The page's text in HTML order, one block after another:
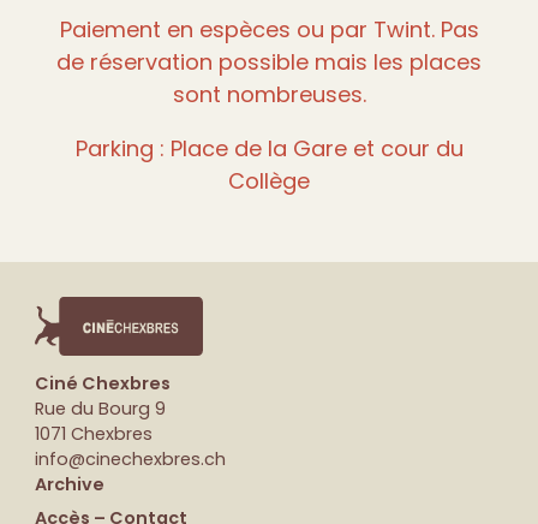
Paiement en espèces ou par Twint. Pas
de réservation possible mais les places
sont nombreuses.
Parking : Place de la Gare et cour du
Collège
Ciné Chexbres
Rue du Bourg 9
1071 Chexbres
info@cinechexbres.ch
Archive
Accès – Contact